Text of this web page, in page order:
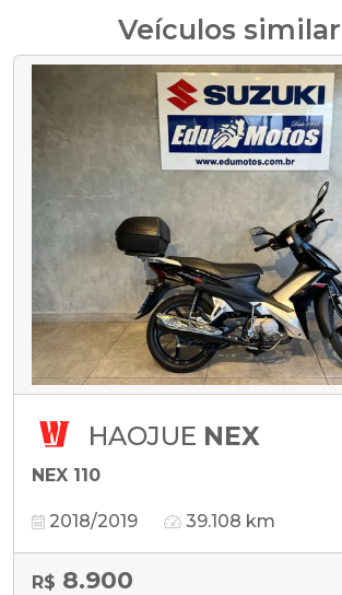
Veículos
HAOJUE NEX
NEX 110
2018/2019 39.108 km
R$ 8.900